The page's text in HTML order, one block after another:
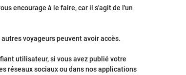
encourage à le faire, car il s'agit de l'un
voyageurs peuvent avoir accès.
utilisateur, si vous avez publié votre
réseaux sociaux ou dans nos applications